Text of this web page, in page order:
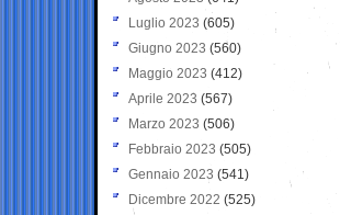
Luglio 2023 (605)
Giugno 2023 (560)
Maggio 2023 (412)
Aprile 2023 (567)
Marzo 2023 (506)
Febbraio 2023 (505)
Gennaio 2023 (541)
Dicembre 2022 (525)